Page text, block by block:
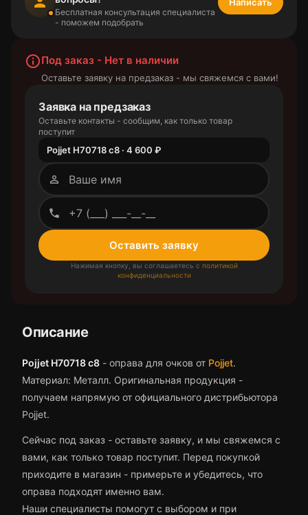
Бесплатная консультация специалиста
- поможем подобрать
info_outlineПод заказ - Нет в наличии
Оставьте заявку на предзаказ - мы свяжемся с вами!
Заявка на предзаказ
Оставьте контакты - сообщим, как только товар
поступит
Pojjet H70718 c8 · 4 600 ₽
person_outline
phone_outlined
Оставить заявку
Нажимая кнопку, вы соглашаетесь с политикой
конфиденциальности
Описание
Pojjet H70718 c8 - оправа для очков от Pojjet.
Материал: Металл. Оригинальная продукция -
получаем напрямую от официального дистрибьютора
Pojjet.
Сейчас под заказ - оставьте заявку, и мы свяжемся с
вами, как только товар поступит. Перед покупкой
приходите в магазин - примерьте и убедитесь, что
оправа подходят именно вам.
Наши специалисты помогут с выбором и при